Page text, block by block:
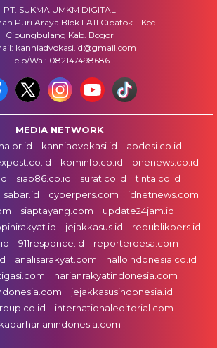
PT. SUKMA UMKM DIGITAL
Puri Araya Blok FA11 Cibatok II Kec.
Cibungbulang Kab. Bogor
kanniadvokasi.id@gmail.com
Telp/Wa : 082147498686
MEDIA NETWORK
kanniadvokasi.id
apdesi.co.id
kominfo.co.id
onenews.co.id
siap86.co.id surat.co.id
tinta.co.id
sabar.id cyberpers.com
idnetnews.com
siaptayang.com
update24jam.id
jejakkasus.id
republikpers.id
911responce.id
reporterdesa.com
analisarakyat.com
halloindonesia.co.id
harianrakyatindonesia.com
jejakkasusindonesia.id
internationaleditorial.com
kabarharianindonesia.com